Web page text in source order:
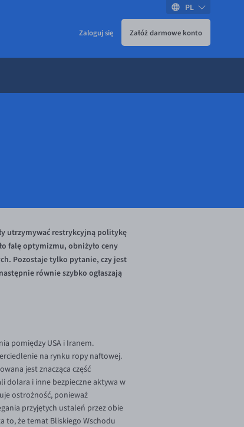
Zaloguj się Załóż darmowe konto
PL
utrzymywać restrykcyjną politykę
falę optymizmu, obniżyło ceny
Pozostaje tylko pytanie, czy jest
równie szybko ogłaszają
pomiędzy USA i Iranem.
na rynku ropy naftowej.
jest znacząca część
dolara i inne bezpieczne aktywa w
ostrożność, ponieważ
przyjętych ustaleń przez obie
to, że temat Bliskiego Wschodu